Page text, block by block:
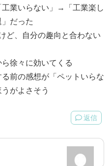
業いらない」→「工業楽し
だった
ど、自分の趣向と合わない
徐々に効いてくる
前の感想が「ペットいらな
がよさそう
返信